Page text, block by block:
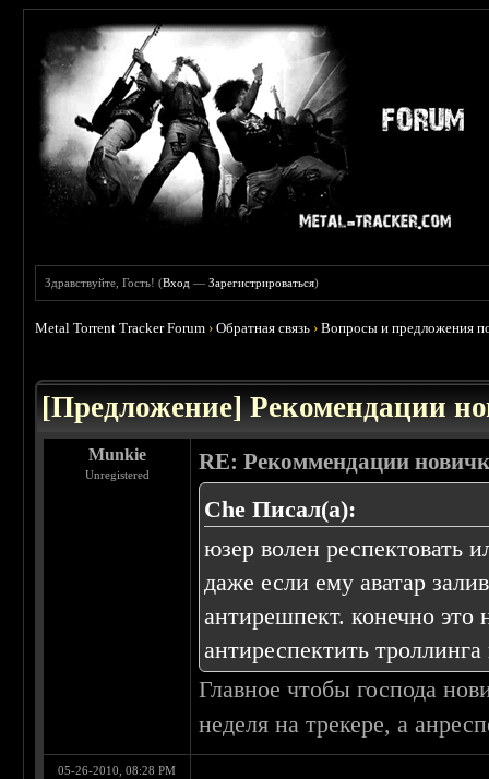
Здравствуйте, Гость! (Вход —Зарегистрироваться)
Metal Torrent Tracker Forum ›Обратная связь ›Вопросы и предложения
[Предложение] Рекомендации
Munkie
Unregistered
RE: Рекоммендации
Che Писал(а):
юзер волен респектовать
даже если ему аватар
антирешпект. конечно это
антиреспектить
Главное чтобы господа
неделя на трекере, а
05-26-2010, 08:28 PM